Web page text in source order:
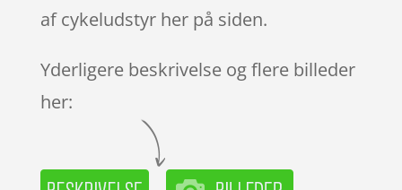
af cykeludstyr her på siden.
Yderligere beskrivelse og flere billeder
her: